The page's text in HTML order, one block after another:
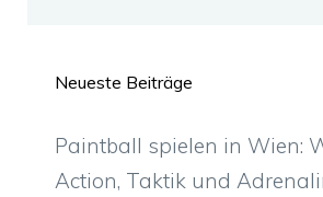
Neueste Beiträge
Paintball spielen in Wien:
Action, Taktik und